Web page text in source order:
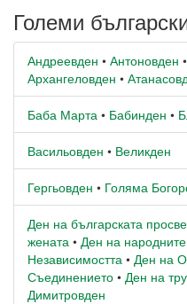
Големи
Андреевден • Антоновден •
Архангеловден •
Баба Марта • Бабинден •
Васильовден • Великден
Гергьовден • Голяма
Ден на българската
жената • Ден на
Независимостта • Ден на
Съединението • Ден на
Димитровден